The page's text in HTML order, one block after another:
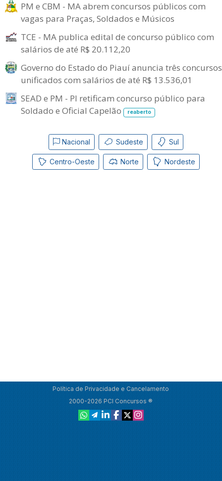
PM e CBM - MA abrem concursos públicos com
vagas para Praças, Soldados e Músicos
TCE - MA publica edital de concurso público com
salários de até R$ 20.112,20
Governo do Estado do Piauí anuncia três concursos
unificados com salários de até R$ 13.536,01
SEAD e PM - PI retificam concurso público para
Soldado e Oficial Capelão
reaberto
Nacional Sudeste Sul
Centro-Oeste Norte Nordeste
Política de Privacidade e Cancelamento
2000-2026 PCI Concursos ®